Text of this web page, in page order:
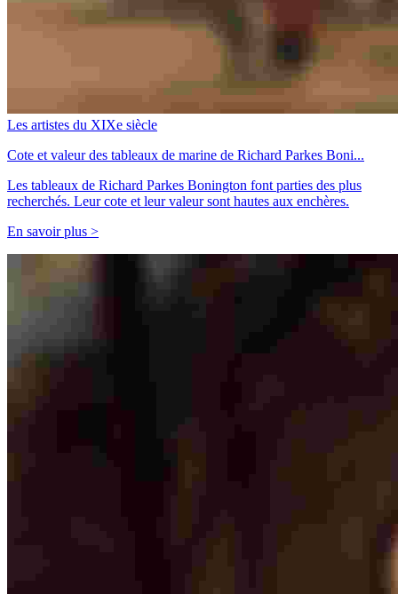
Les artistes du XIXe siècle
Cote et valeur des tableaux de marine de Richard Parkes Boni...
Les tableaux de Richard Parkes Bonington font parties des plus
recherchés. Leur cote et leur valeur sont hautes aux enchères.
En savoir plus >